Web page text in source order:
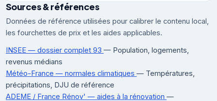
Sources & références
Données de référence utilisées pour calibrer le contenu local,
les fourchettes de prix et les aides applicables.
INSEE — dossier complet 93 — Population, logements,
revenus médians
Météo-France — normales climatiques — Températures,
précipitations, DJU de référence
ADEME / France Rénov' — aides à la rénovation —